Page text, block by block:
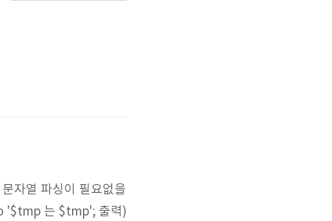
자열 파싱이 필요없을
'$tmp 는 $tmp'; 출력)